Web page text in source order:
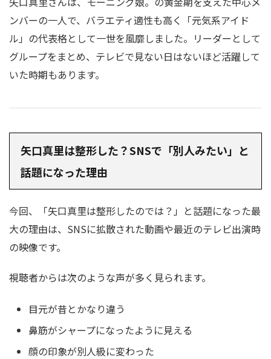
ンバーの一人で、バラエティ適性も高く「元気系アイド
ル」の代表格として一世を風靡しました。リーダーとして
グループをまとめ、テレビで見ない日はないほど活躍して
いた時期もあります。
矢口真里は整形した？SNSで「別人みたい」と
話題になった理由
今回、「矢口真里は整形したのでは？」と話題になった最
大の理由は、SNSに拡散された動画や最近のテレビ出演時
の映像です。
視聴者からは次のような声が多く見られます。
目元が昔とかなり違う
鼻筋がシャープになったように見える
顔の印象が別人級に変わった